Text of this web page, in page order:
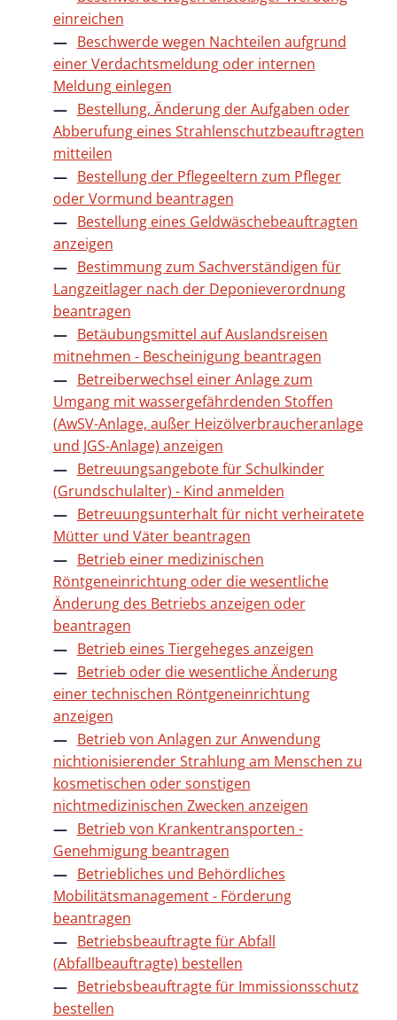
einreichen
Beschwerde wegen Nachteilen aufgrund
einer Verdachtsmeldung oder internen
Meldung einlegen
Bestellung, Änderung der Aufgaben oder
Abberufung eines Strahlenschutzbeauftragten
mitteilen
Bestellung der Pflegeeltern zum Pfleger
oder Vormund beantragen
Bestellung eines Geldwäschebeauftragten
anzeigen
Bestimmung zum Sachverständigen für
Langzeitlager nach der Deponieverordnung
beantragen
Betäubungsmittel auf Auslandsreisen
mitnehmen - Bescheinigung beantragen
Betreiberwechsel einer Anlage zum
Umgang mit wassergefährdenden Stoffen
(AwSV-Anlage, außer Heizölverbraucheranlage
und JGS-Anlage) anzeigen
Betreuungsangebote für Schulkinder
(Grundschulalter) - Kind anmelden
Betreuungsunterhalt für nicht verheiratete
Mütter und Väter beantragen
Betrieb einer medizinischen
Röntgeneinrichtung oder die wesentliche
Änderung des Betriebs anzeigen oder
beantragen
Betrieb eines Tiergeheges anzeigen
Betrieb oder die wesentliche Änderung
einer technischen Röntgeneinrichtung
anzeigen
Betrieb von Anlagen zur Anwendung
nichtionisierender Strahlung am Menschen zu
kosmetischen oder sonstigen
nichtmedizinischen Zwecken anzeigen
Betrieb von Krankentransporten -
Genehmigung beantragen
Betriebliches und Behördliches
Mobilitätsmanagement - Förderung
beantragen
Betriebsbeauftragte für Abfall
(Abfallbeauftragte) bestellen
Betriebsbeauftragte für Immissionsschutz
bestellen